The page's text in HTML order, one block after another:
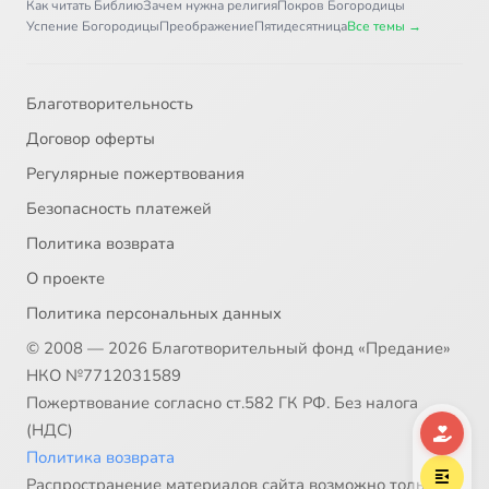
032 - Ангельский мир
33 033 - О святых людях. Апостолы
35 035 - Святые Борис и Глеб
36 036 - Святая великомученица Екатерина_1
037 - Равноапостольные
38
Как читать БиблиюЗачем нужна религияПокров Богородицы
Успение БогородицыПреображениеПятидесятницаВсе темы →
Благотворительность
Договор оферты
Регулярные пожертвования
Безопасность платежей
Политика возврата
О проекте
Политика персональных данных
© 2008 — 2026 Благотворительный фонд «Предание»
НКО №7712031589
Пожертвование согласно ст.582 ГК РФ. Без налога
(НДС)
Политика возврата